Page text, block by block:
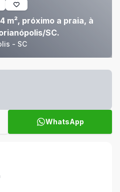
m², próximo a praia, à
SC.
- SC
WhatsApp